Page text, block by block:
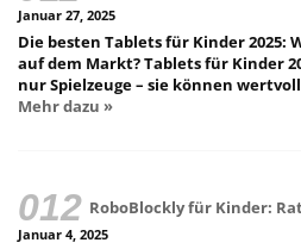
Januar 27, 2025
Die besten Tablets für Kinder 2025:
auf dem Markt? Tablets für Kinder
nur Spielzeuge – sie können
Mehr dazu »
RoboBlockly für Kinder:
Januar 4, 2025